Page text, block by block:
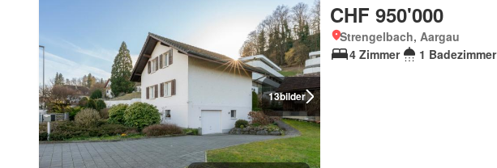
13bilder
CHF 950'000
Strengelbach, Aargau
4 Zimmer
1 Badezimmer